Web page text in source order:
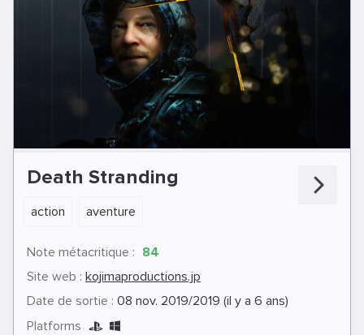
Death Stranding
action aventure
Note métacritique : 84
Site web : kojimaproductions.jp
Date de sortie : 08 nov. 2019/2019 (il y a 6 ans)
Platforms